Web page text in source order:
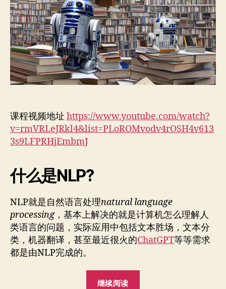
习
下
的
NLP
学
习
笔
记
期
更
课程视频地址 https://www.youtube.com/watch?
v=rmVRLeJRkl4&list=PLoROMvodv4rOSH4v613
3s9LFPRHjEmbmJ
什么是NLP?
NLP就是自然语言处理natural language
processing，基本上解决的就是计算机怎么理解人
类语言的问题，实际应用中包括文本胜场，文本分
类，机器翻译，甚至最近很火的ChatGPT等等需求
都是由NLP完成的。
继续阅读